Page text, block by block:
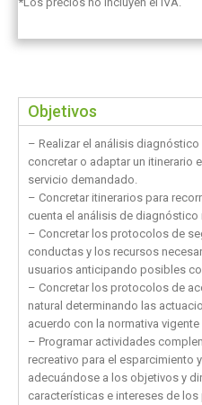
Objetivos
– Realizar el análisis
concretar o adaptar un itinerario
servicio demandado.
– Concretar itinerarios para
cuenta el análisis de diagnóstico
– Concretar los protocolos de
conductas y los recursos
usuarios anticipando posibles
– Concretar los protocolos de
natural determinando las
acuerdo con la normativa
– Programar actividades
recreativo para el esparcimiento
adecuándose a los objetivos y
características e intereses de